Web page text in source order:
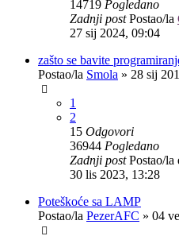
14719 Pogledano
Zadnji postPostao/la
27 sij 2024, 09:04
zašto se bavite
Postao/la Smola » 28 sij
1
2
15 Odgovori
36944 Pogledano
Zadnji postPostao/la
30 lis 2023, 13:28
Poteškoće sa LAMP
Postao/la PezerAFC » 04